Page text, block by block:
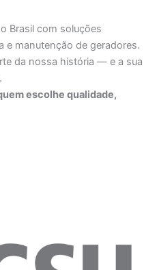
Brasil com soluções
e manutenção de geradores.
da nossa história — e a sua
escolhe qualidade,